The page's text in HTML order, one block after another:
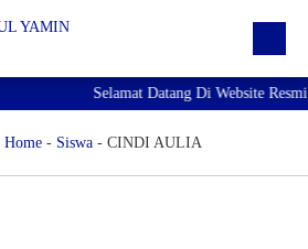
Selamat Datang Di Website
Home - Siswa - CINDI AULIA